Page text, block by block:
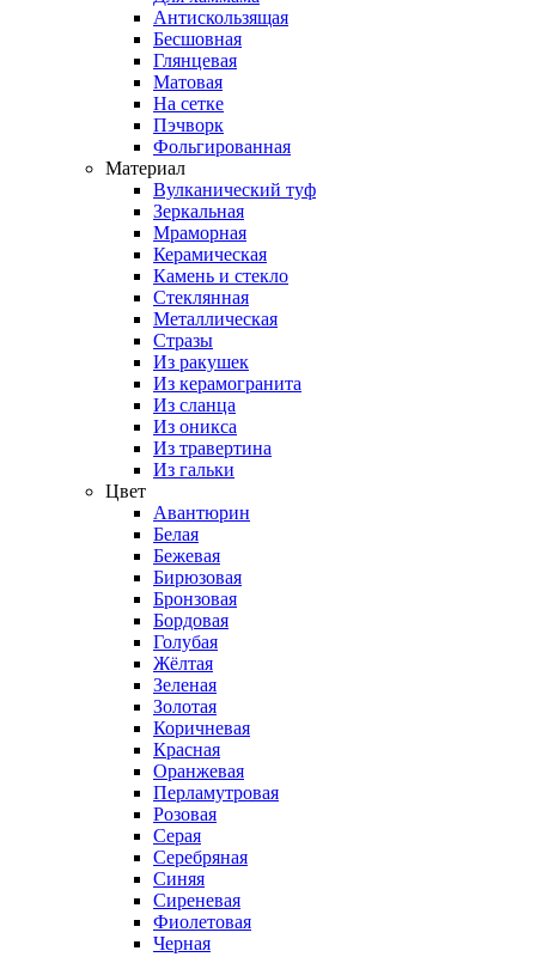
Антискользящая
Бесшовная
Глянцевая
Матовая
На сетке
Пэчворк
Фольгированная
Материал
Вулканический туф
Зеркальная
Мраморная
Керамическая
Камень и стекло
Стеклянная
Металлическая
Стразы
Из ракушек
Из керамогранита
Из сланца
Из оникса
Из травертина
Из гальки
Цвет
Авантюрин
Белая
Бежевая
Бирюзовая
Бронзовая
Бордовая
Голубая
Жёлтая
Зеленая
Золотая
Коричневая
Красная
Оранжевая
Перламутровая
Розовая
Серая
Серебряная
Синяя
Сиреневая
Фиолетовая
Черная